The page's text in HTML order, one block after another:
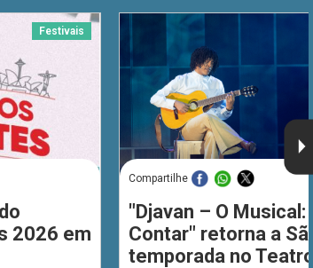
Festivais
2026 em
Compartilhe
"Djavan – O Musical:
Contar" retorna a
temporada no